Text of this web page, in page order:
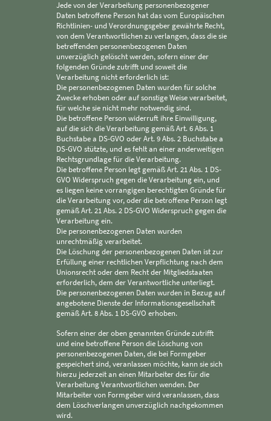
Jede von der Verarbeitung personenbezogener
Daten betroffene Person hat das vom Europäischen
Richtlinien- und Verordnungsgeber gewährte Recht,
von dem Verantwortlichen zu verlangen, dass die sie
betreffenden personenbezogenen Daten
unverzüglich gelöscht werden, sofern einer der
folgenden Gründe zutrifft und soweit die
Verarbeitung nicht erforderlich ist:
Die personenbezogenen Daten wurden für solche
Zwecke erhoben oder auf sonstige Weise verarbeitet,
für welche sie nicht mehr notwendig sind.
Die betroffene Person widerruft ihre Einwilligung,
auf die sich die Verarbeitung gemäß Art. 6 Abs. 1
Buchstabe a DS-GVO oder Art. 9 Abs. 2 Buchstabe a
DS-GVO stützte, und es fehlt an einer anderweitigen
Rechtsgrundlage für die Verarbeitung.
Die betroffene Person legt gemäß Art. 21 Abs. 1 DS-
GVO Widerspruch gegen die Verarbeitung ein, und
es liegen keine vorrangigen berechtigten Gründe für
die Verarbeitung vor, oder die betroffene Person legt
gemäß Art. 21 Abs. 2 DS-GVO Widerspruch gegen die
Verarbeitung ein.
Die personenbezogenen Daten wurden
unrechtmäßig verarbeitet.
Die Löschung der personenbezogenen Daten ist zur
Erfüllung einer rechtlichen Verpflichtung nach dem
Unionsrecht oder dem Recht der Mitgliedstaaten
erforderlich, dem der Verantwortliche unterliegt.
Die personenbezogenen Daten wurden in Bezug auf
angebotene Dienste der Informationsgesellschaft
gemäß Art. 8 Abs. 1 DS-GVO erhoben.
Sofern einer der oben genannten Gründe zutrifft
und eine betroffene Person die Löschung von
personenbezogenen Daten, die bei Formgeber
gespeichert sind, veranlassen möchte, kann sie sich
hierzu jederzeit an einen Mitarbeiter des für die
Verarbeitung Verantwortlichen wenden. Der
Mitarbeiter von Formgeber wird veranlassen, dass
dem Löschverlangen unverzüglich nachgekommen
wird.